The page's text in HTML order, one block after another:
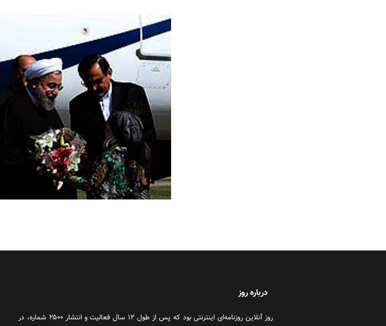
درباره روز
روز آنلاین روزنامه‌ای اینترنتی بود که پس از طول ۱۲ سال فعالیت و انتشار ۲۵۰۰ شماره، در